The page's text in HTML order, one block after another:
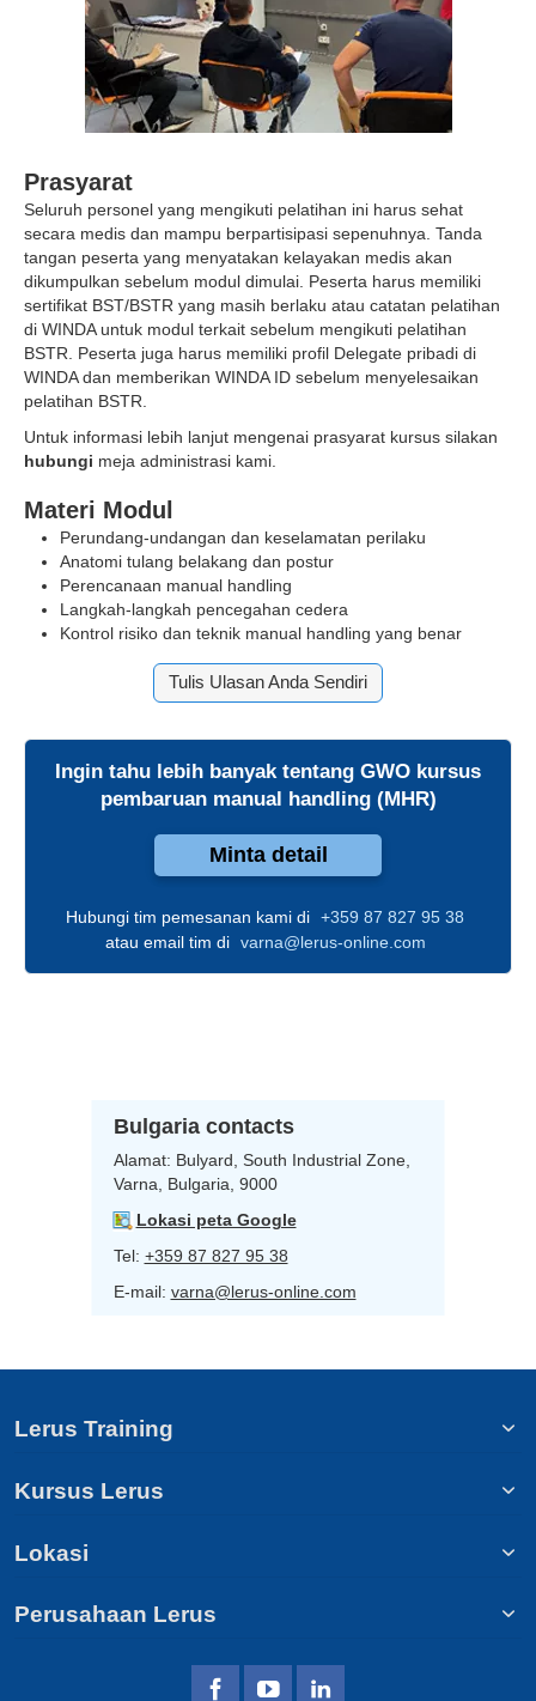
Bulgaria contacts
Alamat: Bulyard, South Industrial Zone,
Varna, Bulgaria, 9000
Lokasi peta Google
Tel: +359 87 827 95 38
E-mail: varna@lerus-online.com
Prasyarat
Seluruh personel yang mengikuti pelatihan ini harus sehat
secara medis dan mampu berpartisipasi sepenuhnya. Tanda
tangan peserta yang menyatakan kelayakan medis akan
dikumpulkan sebelum modul dimulai. Peserta harus memiliki
sertifikat BST/BSTR yang masih berlaku atau catatan pelatihan
di WINDA untuk modul terkait sebelum mengikuti pelatihan
BSTR. Peserta juga harus memiliki profil Delegate pribadi di
WINDA dan memberikan WINDA ID sebelum menyelesaikan
pelatihan BSTR.
Untuk informasi lebih lanjut mengenai prasyarat kursus silakan
hubungi meja administrasi kami.
Materi Modul
Perundang-undangan dan keselamatan perilaku
Anatomi tulang belakang dan postur
Perencanaan manual handling
Langkah-langkah pencegahan cedera
Kontrol risiko dan teknik manual handling yang benar
Tulis Ulasan Anda Sendiri
Ingin tahu lebih banyak tentang GWO kursus
pembaruan manual handling (MHR)
Minta detail
Hubungi tim pemesanan kami di +359 87 827 95 38
atau email tim di varna@lerus-online.com
Lerus Training
Kursus Lerus
Lokasi
Perusahaan Lerus